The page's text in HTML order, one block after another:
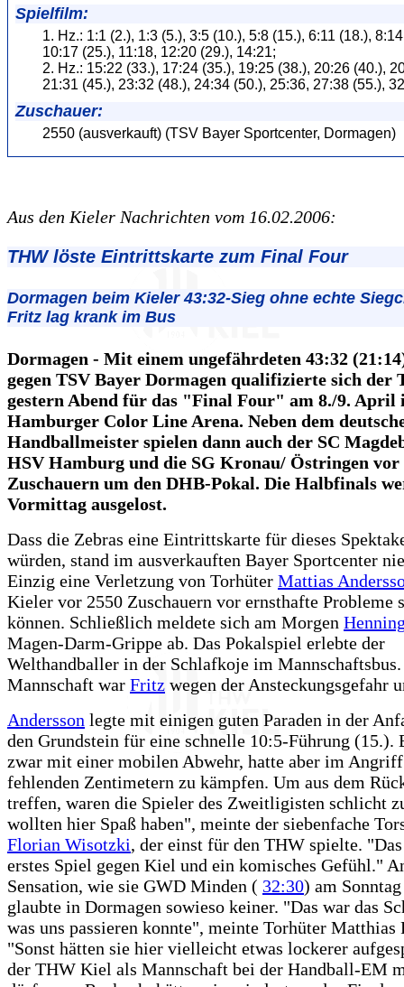
Spielfilm:
1. Hz.: 1:1 (2.), 1:3 (5.), 3:5 (10.), 5:8 (15.), 6:11 (18.),
10:17 (25.), 11:18, 12:20 (29.), 14:21;
2. Hz.: 15:22 (33.), 17:24 (35.), 19:25 (38.), 20:26 (40.),
21:31 (45.), 23:32 (48.), 24:34 (50.), 25:36, 27:38 (55.),
Zuschauer:
2550 (ausverkauft) (TSV Bayer Sportcenter, Dormagen)
Aus den Kieler Nachrichten vom 16.02.2006:
THW löste Eintrittskarte zum Final Four
Dormagen beim Kieler 43:32-Sieg ohne echte
Fritz lag krank im Bus
Dormagen - Mit einem ungefährdeten 43:32
gegen TSV Bayer Dormagen qualifizierte sich der
gestern Abend für das "Final Four" am 8./9. April
Hamburger Color Line Arena. Neben dem
Handballmeister spielen dann auch der SC
HSV Hamburg und die SG Kronau/ Östringen vor
Zuschauern um den DHB-Pokal. Die Halbfinals
Vormittag ausgelost.
Dass die Zebras eine Eintrittskarte für dieses
würden, stand im ausverkauften Bayer Sportcenter
Einzig eine Verletzung von Torhüter Mattias
Kieler vor 2550 Zuschauern vor ernsthafte Probleme
können. Schließlich meldete sich am Morgen
Magen-Darm-Grippe ab. Das Pokalspiel erlebte der
Welthandballer in der Schlafkoje im
Mannschaft war Fritz wegen der Ansteckungsgefahr
Andersson legte mit einigen guten Paraden in der
den Grundstein für eine schnelle 10:5-Führung (15.).
zwar mit einer mobilen Abwehr, hatte aber im
fehlenden Zentimetern zu kämpfen. Um aus dem
treffen, waren die Spieler des Zweitligisten schlicht
wollten hier Spaß haben", meinte der siebenfache
Florian Wisotzki, der einst für den THW spielte.
erstes Spiel gegen Kiel und ein komisches Gefühl."
Sensation, wie sie GWD Minden ( 32:30) am
glaubte in Dormagen sowieso keiner. "Das war das
was uns passieren konnte", meinte Torhüter Matthias
"Sonst hätten sie hier vielleicht etwas lockerer
der THW Kiel als Mannschaft bei der Handball-EM